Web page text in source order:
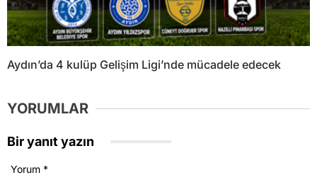
Aydın’da 4 kulüp Gelişim Ligi’nde mücadele edecek
YORUMLAR
Bir yanıt yazın
Yorum *